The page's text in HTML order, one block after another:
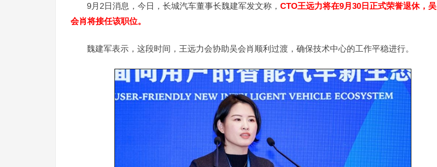
9月2日消息，今日，长城汽车董事长魏建军发文称， CTO王远力将在9月30日正式荣誉退休，吴
会肖将接任该职位。
魏建军表示，这段时间，王远力会协助吴会肖顺利过渡，确保技术中心的工作平稳进行。